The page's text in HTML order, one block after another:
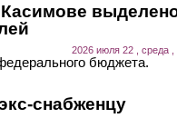
2026 июля 22 , среда ,
бюджета.
снабженцу